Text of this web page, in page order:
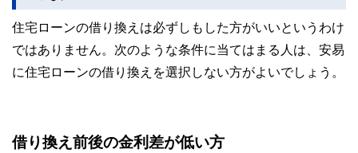
住宅ローンの借り換えは必ずしもした方がいいというわけ
ではありません。次のような条件に当てはまる人は、安易
に住宅ローンの借り換えを選択しない方がよいでしょう。
借り換え前後の金利差が低い方